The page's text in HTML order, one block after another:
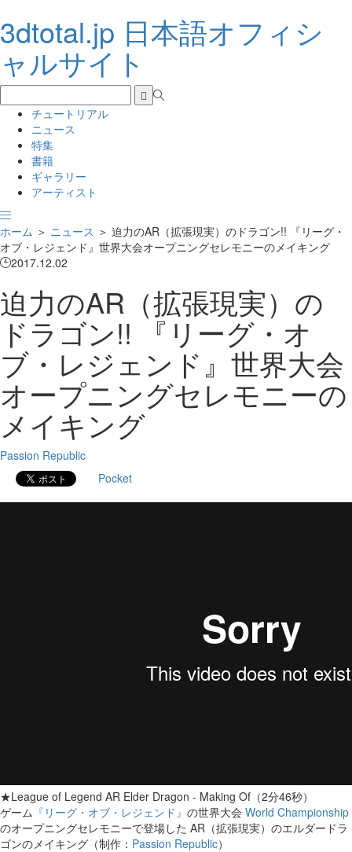
3dtotal.jp 日本語オフィシ
ャルサイト
チュートリアル
ニュース
特集
書籍
ギャラリー
アーティスト
ホーム ＞ ニュース ＞ 迫力のAR（拡張現実）のドラゴン!! 『リーグ・
オブ・レジェンド』世界大会オープニングセレモニーのメイキング
2017.12.02
迫力のAR（拡張現実）の
ドラゴン!! 『リーグ・オ
ブ・レジェンド』世界大会
オープニングセレモニーの
メイキング
Passion Republic
Pocket
★League of Legend AR Elder Dragon - Making Of（2分46秒）
ゲーム 『リーグ・オブ・レジェンド』 の世界大会 World Championship
のオープニングセレモニーで登場した AR（拡張現実）のエルダードラ
ゴンのメイキング（制作： Passion Republic）